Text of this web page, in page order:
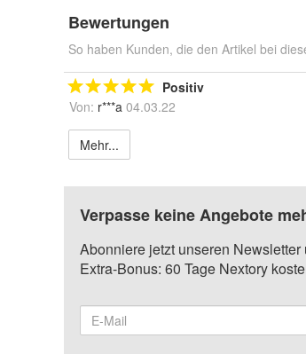
Bewertungen
So haben Kunden, die den Artikel bei
Positiv
Von: r***a 04.03.22
Mehr...
Verpasse keine Angebote
Abonniere jetzt unseren
Extra-Bonus: 60 Tage Nextory